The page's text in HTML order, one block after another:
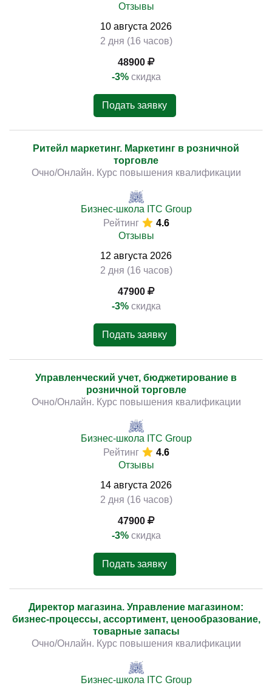
Отзывы
10 августа 2026
2 дня (16 часов)
48900
-3% скидка
Подать заявку
Ритейл маркетинг. Маркетинг в розничной
торговле
Очно/Онлайн. Курс повышения квалификации
Бизнес-школа ITC Group
Рейтинг
4.6
Отзывы
12 августа 2026
2 дня (16 часов)
47900
-3% скидка
Подать заявку
Управленческий учет, бюджетирование в
розничной торговле
Очно/Онлайн. Курс повышения квалификации
Бизнес-школа ITC Group
Рейтинг
4.6
Отзывы
14 августа 2026
2 дня (16 часов)
47900
-3% скидка
Подать заявку
Директор магазина. Управление магазином:
бизнес-процессы, ассортимент, ценообразование,
товарные запасы
Очно/Онлайн. Курс повышения квалификации
Бизнес-школа ITC Group